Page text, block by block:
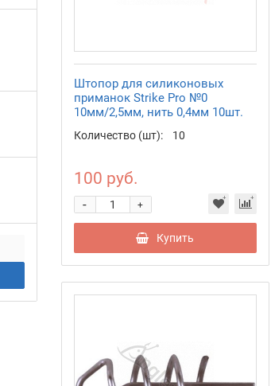
Штопор для силиконовых
приманок Strike Pro №0
10мм/2,5мм, нить 0,4мм 10шт.
Количество (шт): 10
100 руб.
+
-
Купить